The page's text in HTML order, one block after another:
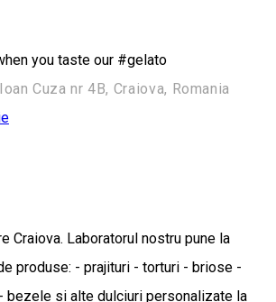
you taste our #gelato
Cuza nr 4B, Craiova, Romania
Craiova. Laboratorul nostru pune la
produse: - prajituri - torturi - briose -
bezele si alte dulciuri personalizate la